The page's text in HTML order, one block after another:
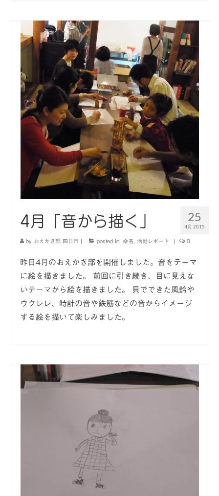
25
4月 2015
4月「音から描く」
by おえかき部 四日市 | posted in: 桑名 活動レポート | 0
昨日4月のおえかき部を開催しました。音をテーマ
に絵を描きました。 前回に引き続き、目に見えな
いテーマから絵を描きました。 貝でできた風鈴や
ウクレレ、時計の音や鉄筋などの音からイメージ
する絵を描いて楽しみました。